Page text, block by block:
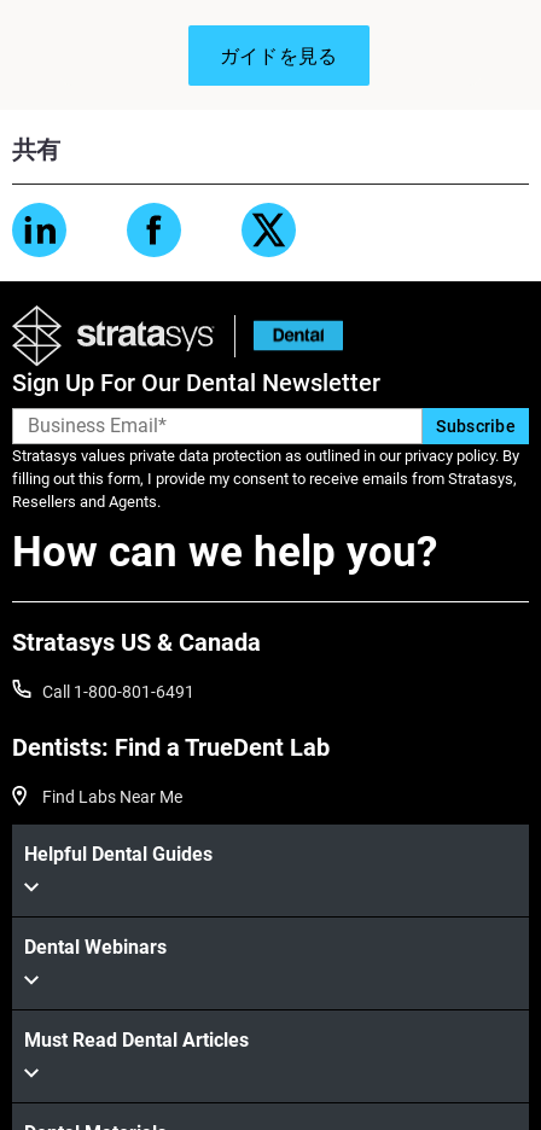
ガイドを見る
共有
Sign Up For Our Dental Newsletter
Stratasys values private data protection as outlined in our privacy policy. By
filling out this form, I provide my consent to receive emails from Stratasys,
Resellers and Agents.
How can we help you?
Stratasys US & Canada
Call 1-800-801-6491
Dentists: Find a TrueDent Lab
Find Labs Near Me
Helpful Dental Guides
Dental Webinars
Must Read Dental Articles